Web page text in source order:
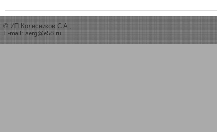
© ИП Колесников С.А.,
E-mail: serg@e58.ru